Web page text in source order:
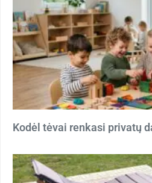
Kodėl tėvai renkasi privatų